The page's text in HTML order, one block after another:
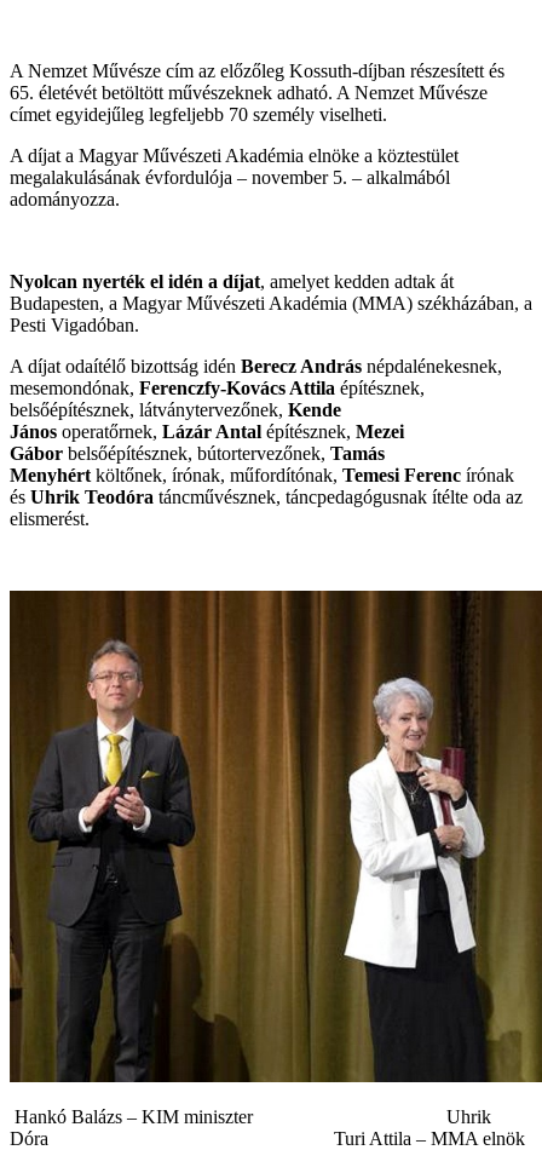
A Nemzet Művésze cím az előzőleg Kossuth-díjban részesített és
65. életévét betöltött művészeknek adható. A Nemzet Művésze
címet egyidejűleg legfeljebb 70 személy viselheti.
A díjat a Magyar Művészeti Akadémia elnöke a köztestület
megalakulásának évfordulója – november 5. – alkalmából
adományozza.
Nyolcan nyerték el idén a díjat, amelyet kedden adtak át
Budapesten, a Magyar Művészeti Akadémia (MMA) székházában, a
Pesti Vigadóban.
A díjat odaítélő bizottság idén Berecz András népdalénekesnek,
mesemondónak, Ferenczfy-Kovács Attila építésznek,
belsőépítésznek, látványtervezőnek, Kende
János operatőrnek, Lázár Antal építésznek, Mezei
Gábor belsőépítésznek, bútortervezőnek, Tamás
Menyhért költőnek, írónak, műfordítónak, Temesi Ferenc írónak
és Uhrik Teodóra táncművésznek, táncpedagógusnak ítélte oda az
elismerést.
Hankó Balázs – KIM miniszter Uhrik
Dóra Turi Attila – MMA elnök